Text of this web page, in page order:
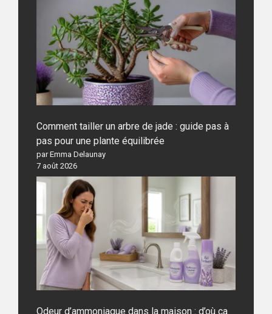
Comment tailler un arbre de jade : guide pas à
pas pour une plante équilibrée
par Emma Delaunay
7 août 2026
Odeur d’ammoniaque dans la maison : d’où ça